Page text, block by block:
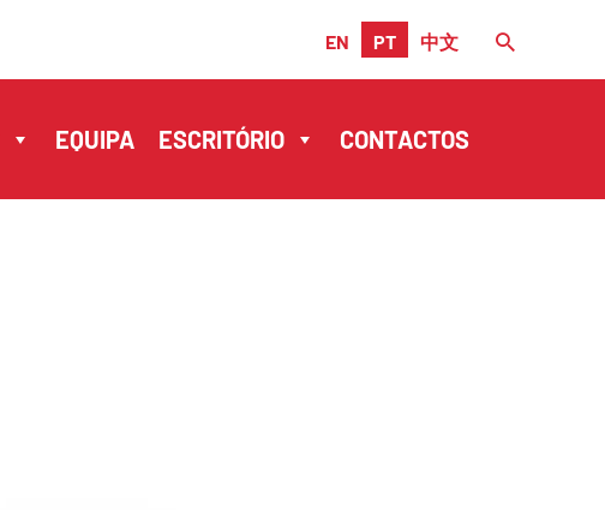
EN PT 中文
EQUIPA ESCRITÓRIO CONTACTOS